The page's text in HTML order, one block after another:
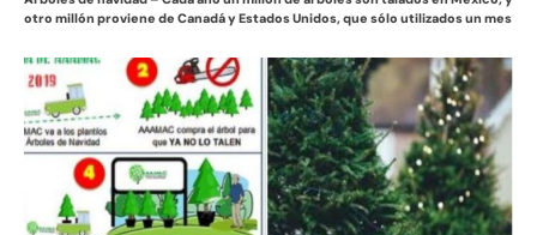
otro millón proviene de Canadá y Estados Unidos, que sólo utilizados un mes